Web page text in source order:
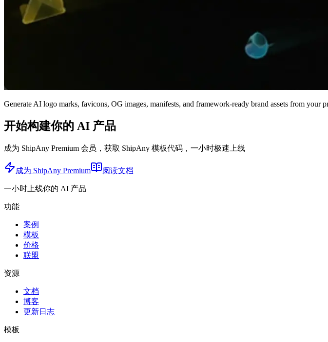
Generate AI logo marks, favicons, OG images, manifests, and framework-ready brand assets from your
开始构建你的 AI 产品
成为 ShipAny Premium 会员，获取 ShipAny 模板代码，一小时极速上线
成为 ShipAny Premium 阅读文档
一小时上线你的 AI 产品
功能
案例
模板
价格
联盟
资源
文档
博客
更新日志
模板